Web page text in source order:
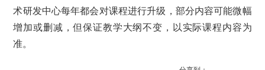
术研发中心每年都会对课程进行升级，部分内容可能微幅
增加或删减，但保证教学大纲不变，以实际课程内容为
准。